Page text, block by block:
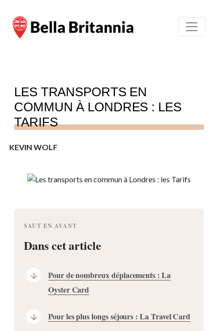
LES TRANSPORTS EN
COMMUN À LONDRES : LES
TARIFS
KEVIN WOLF
SAUT EN AVANT
Dans cet article
Pour de nombreux déplacements : La
Oyster Card
Pour les plus longs séjours : La Travel Card